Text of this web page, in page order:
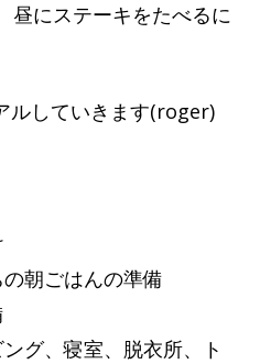
昼にステーキをたべるに
ルしていきます(roger)
朝ごはんの準備
グ、寝室、脱衣所、ト